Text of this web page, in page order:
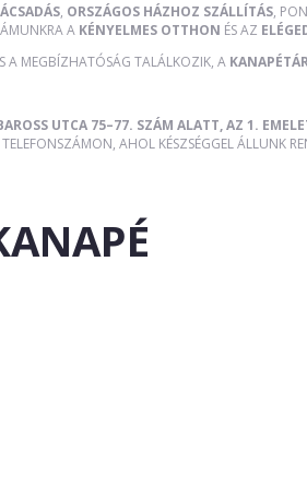
, ORSZÁGOS HÁZHOZ SZÁLLÍTÁS,
A KÉNYELMES OTTHON ÉS AZ
A MEGBÍZHATÓSÁG TALÁLKOZIK, A
UTCA 75–77. SZÁM ALATT, AZ 1.
TELEFONSZÁMON, AHOL KÉSZSÉGGEL ÁLLUNK